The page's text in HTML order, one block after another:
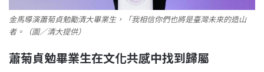
金馬導演蕭菊貞勉勵清大畢業生，「我相信你們也將是臺灣未來的造山
者。（圖／清大提供）
蕭菊貞勉畢業生在文化共感中找到歸屬